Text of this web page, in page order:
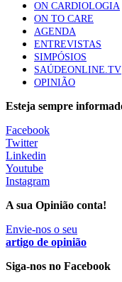
Trodelvy
mama triplo
elegíveis
61
MAIS NOTÍCIAS
Ordem dos Médicos
atualização de dados dos
10 Ago, 2026
Programa Voltar a
avança com Orçamento
10 Ago, 2026|0 Comments
ON CARDIOLOGIA
ON TO CARE
AGENDA
ENTREVISTAS
SIMPÓSIOS
SAÚDEONLINE.TV
OPINIÃO
Esteja sempre
Facebook
Twitter
Linkedin
Youtube
Instagram
A sua Opinião conta!
Envie-nos o seu
artigo de opinião
Siga-nos no Facebook